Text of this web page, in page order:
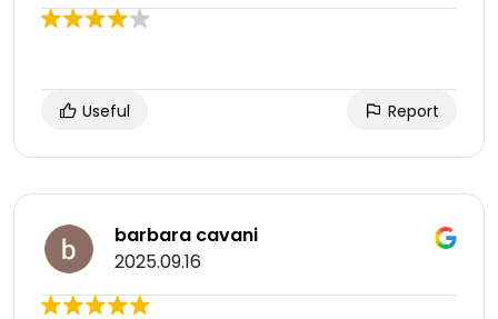
Useful Report
barbara cavani
2025.09.16